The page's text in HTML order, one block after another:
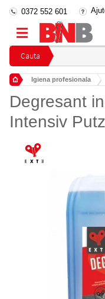
Cauta
0372 552 601
Igiena profesionala
Degresant
Intensiv